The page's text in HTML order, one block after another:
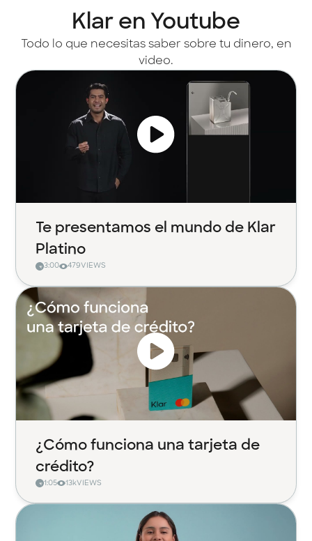
Klar en Youtube
Todo lo que necesitas saber sobre tu dinero, en
video.
Te presentamos el mundo de Klar
Platino
3:00 479VIEWS
¿Cómo funciona una tarjeta de
crédito?
1:05 13kVIEWS